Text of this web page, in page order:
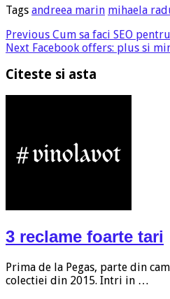
Tags andreea marin mihaela
Previous Cum sa faci SEO
Next Facebook offers: plus si
Citeste si asta
3 reclame foarte tari
Prima de la Pegas, parte din
colectiei din 2015. Intri in …